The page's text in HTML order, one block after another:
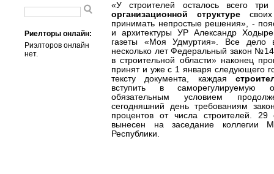
Риелторы онлайн:
Риэлторов онлайн
нет.
«У строителей осталось всего
организационной структуре
принимать непростые решения», -
и архитектуры УР Александр
газеты «Моя Удмуртия». Все дело
несколько лет Федеральный закон
в строительной области» наконец
принят и уже с 1 января следующего
тексту документа, каждая
вступить в саморегулируемую
обязательным условием
сегодняшний день требованиям
процентов от числа строителей.
вынесен на заседание коллегии
Республики.